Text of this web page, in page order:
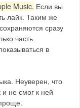
Music. Если вы
лайк. Таким же
сразу
часть
в
Неуверен, что
и не смог к ней